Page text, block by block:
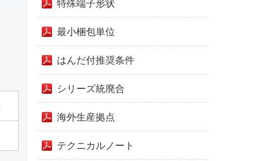
特殊端子形状
最小梱包単位
はんだ付推奨条件
シリーズ統廃合
海外生産拠点
テクニカルノート